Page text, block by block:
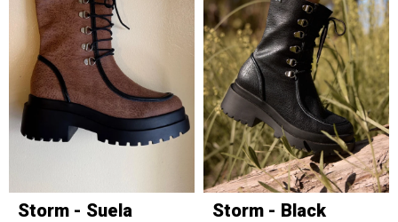
Storm - Suela Storm - Black